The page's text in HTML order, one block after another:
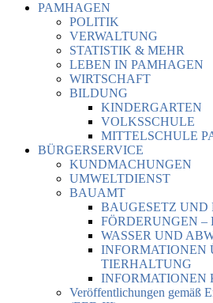
PAMHAGEN
POLITIK
VERWALTUNG
STATISTIK & MEHR
LEBEN IN PAMHAGEN
WIRTSCHAFT
BILDUNG
KINDERGARTEN
VOLKSSCHULE
MITTELSCHULE
BÜRGERSERVICE
KUNDMACHUNGEN
UMWELTDIENST
BAUAMT
BAUGESETZ UND
FÖRDERUNGEN –
WASSER UND
INFORMATIONEN
TIERHALTUNG
INFORMATIONEN
Veröffentlichungen gemäß